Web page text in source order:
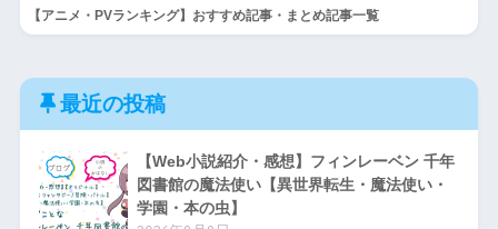
【アニメ・PVランキング】おすすめ記事・まとめ記事一覧
最近の投稿
【Web小説紹介・感想】フィンレーベン 千年
図書館の魔法使い【異世界転生・魔法使い・
学園・本の虫】